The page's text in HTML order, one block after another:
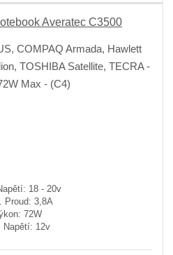
Averatec C3500
18 - 20v
Proud: 3,8A
72W
Napětí: 12v